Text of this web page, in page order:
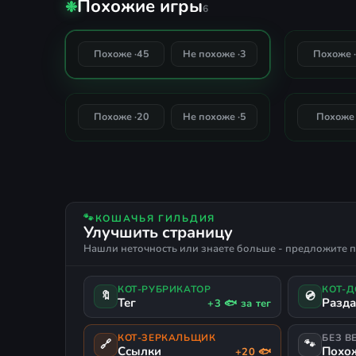
УПРАВЛЕНИЕ РЕСУРСАМИ
❉Похожие игры6
94%
Metro 2033 - Redux
Похоже ·45 Не похоже ·3 Похоже ·
80%
Metro Exodus - Enhanced
Похоже ·20 Не похоже ·5 Похоже
🐾КОШАЧЬЯ ГИЛЬДИЯ
Улучшить страницу
Нашли неточность или знаете больше - предложите
🔖 КОТ-РУБРИКАТОР
Тег +3 🐟 за тег 💿 КОТ-
🔗 КОТ-ЗЕРКАЛЬЩИК
Ссылки +20 🐟 🐾 БЕЗ